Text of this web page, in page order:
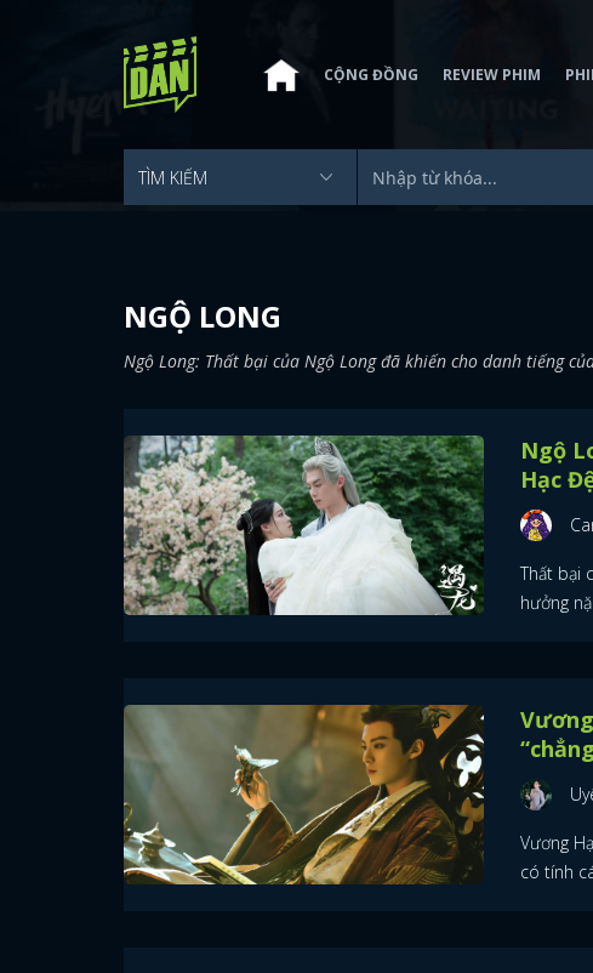
CỘNG ĐỒNG REVIEW PHIM
NGỘ LONG
Ngộ Long: Thất bại của Ngộ Long đã khiến cho danh tiếng
Ngộ
Hạc
Thất bại
hưởng
Vương
có tính